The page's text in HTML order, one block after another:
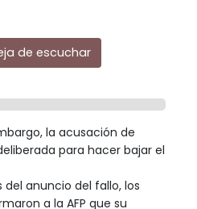
de escuchar
la acusación de
para hacer bajar el
anuncio del fallo, los
a la AFP que su